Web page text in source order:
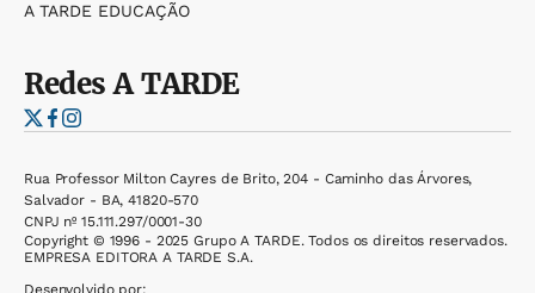
A TARDE EDUCAÇÃO
RedesA TARDE
Rua Professor Milton Cayres de Brito, 204 - Caminho das Árvores,
Salvador - BA, 41820-570
CNPJ nº 15.111.297/0001-30
Copyright © 1996 - 2025 Grupo A TARDE. Todos os direitos reservados.
EMPRESA EDITORA A TARDE S.A.
Desenvolvido por: